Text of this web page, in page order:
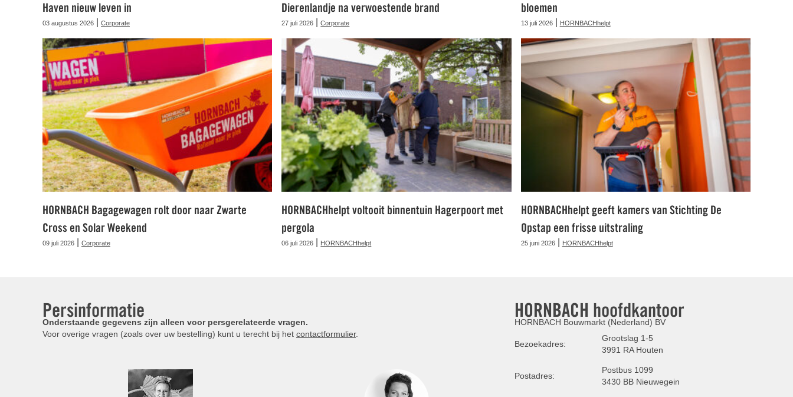
Haven nieuw leven in
03 augustus 2026 Corporate
Dierenlandje na verwoestende brand
27 juli 2026 |Corporate
bloemen
13 juli 2026| HORNBACHhelpt
HORNBACH Bagagewagen rolt door naar Zwarte
Cross en Solar Weekend
09 juli 2026 Corporate
HORNBACHhelpt voltooit binnentuin Hagerpoort met
pergola
06 juli 2026 HORNBACHhelpt
HORNBACHhelpt geeft kamers van Stichting De
Opstap een frisse uitstraling
25 juni 2026| HORNBACHhelpt
Persinformatie
Onderstaande gegevens zijn alleen voor persgerelateerde vragen.
Voor overige vragen (zoals over uw bestelling) kunt u terecht bij het contactformulier.
HORNBACH hoofdkantoor
HORNBACH Bouwmarkt (Nederland) BV
Bezoekadres:
Grootslag 1-5
3991 RA Houten
Postadres:
Postbus 1099
3430 BB Nieuwegein